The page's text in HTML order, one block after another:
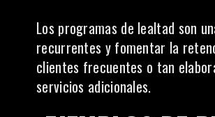
Los programas de lealtad son
recurrentes y fomentar la
clientes frecuentes o tan
servicios adicionales.